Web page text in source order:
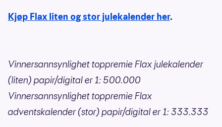
Kjøp Flax liten og stor julekalender her.
Vinnersannsynlighet toppremie Flax julekalender
(liten) papir/digital er 1: 500.000
Vinnersannsynlighet toppremie Flax
adventskalender (stor) papir/digital er 1: 333.333